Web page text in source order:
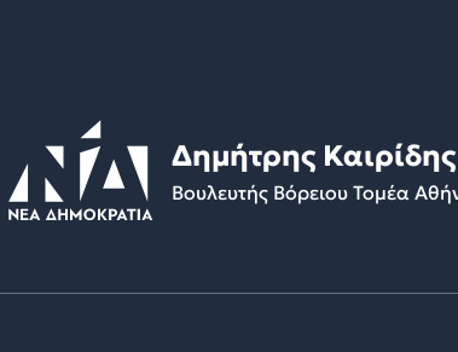
Δημήτρης Καιρίδης
Βουλευτής Βόρειου Τομέα